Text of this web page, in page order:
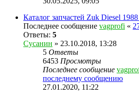
Каталог запчастей Zuk Diesel
Последнее сообщение vagprofi «
Ответы: 5
Сусанин » 23.10.2018, 13:28
5 Ответы
6453 Просмотры
Последнее сообщение
последнему сообщению
27.01.2020, 11:22